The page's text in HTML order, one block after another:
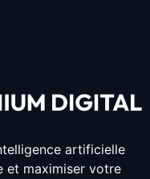
artificielle
et maximiser votre